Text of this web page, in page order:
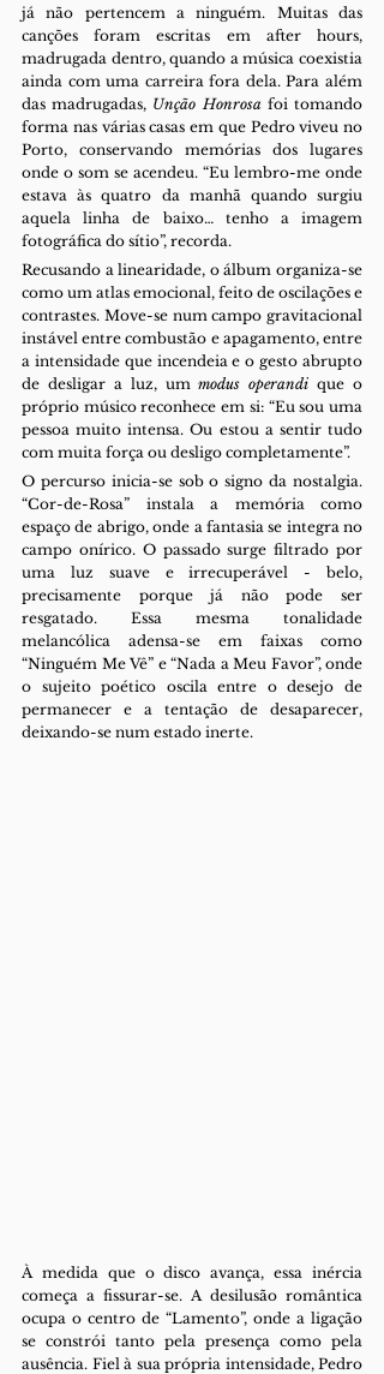
já não pertencem a ninguém. Muitas das
canções foram escritas em after hours,
madrugada dentro, quando a música coexistia
ainda com uma carreira fora dela. Para além
das madrugadas, Unção Honrosa foi tomando
forma nas várias casas em que Pedro viveu no
Porto, conservando memórias dos lugares
onde o som se acendeu. “Eu lembro-me onde
estava às quatro da manhã quando surgiu
aquela linha de baixo… tenho a imagem
fotográfica do sítio”, recorda.
Recusando a linearidade, o álbum organiza-se
como um atlas emocional, feito de oscilações e
contrastes. Move-se num campo gravitacional
instável entre combustão e apagamento, entre
a intensidade que incendeia e o gesto abrupto
de desligar a luz, um modus operandi que o
próprio músico reconhece em si: “Eu sou uma
pessoa muito intensa. Ou estou a sentir tudo
com muita força ou desligo completamente”.
O percurso inicia-se sob o signo da nostalgia.
“Cor-de-Rosa” instala a memória como
espaço de abrigo, onde a fantasia se integra no
campo onírico. O passado surge filtrado por
uma luz suave e irrecuperável - belo,
precisamente porque já não pode ser
resgatado. Essa mesma tonalidade
melancólica adensa-se em faixas como
“Ninguém Me Vê” e “Nada a Meu Favor”, onde
o sujeito poético oscila entre o desejo de
permanecer e a tentação de desaparecer,
deixando-se num estado inerte.
À medida que o disco avança, essa inércia
começa a fissurar-se. A desilusão romântica
ocupa o centro de “Lamento”, onde a ligação
se constrói tanto pela presença como pela
ausência. Fiel à sua própria intensidade, Pedro